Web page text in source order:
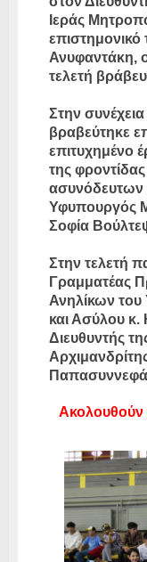
Ιεράς
Ανυφαντάκη,
τελετή
Στην
βραβεύτηκε
επιτυχημένο
της
Υφυπουργός
Σοφία
Στην τελετή
Γραμματέας
Ανηλίκων
και Ασύλου
Διευθυντής
Ακολουθούν